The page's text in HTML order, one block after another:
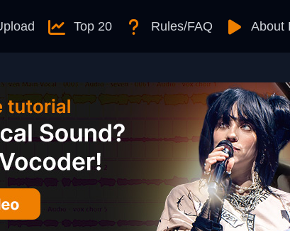
Top 20 Rules/FAQ About